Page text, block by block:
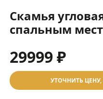
Скамья
спальным
29999 ₽
УТОЧНИТЬ